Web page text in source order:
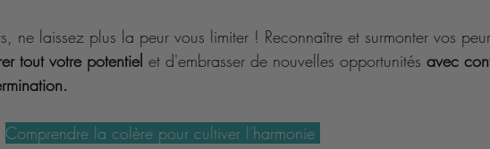
ne laissez plus la peur vous limiter ! Reconnaître et surmonter vos
tout votre potentiel et d'embrasser de nouvelles opportunités avec
Comprendre la colère pour cultiver l'harmonie